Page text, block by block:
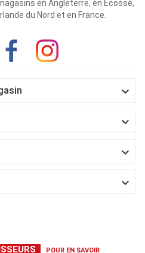
en Angleterre, en Écosse,
du Nord et en France.




POUR EN SAVOIR